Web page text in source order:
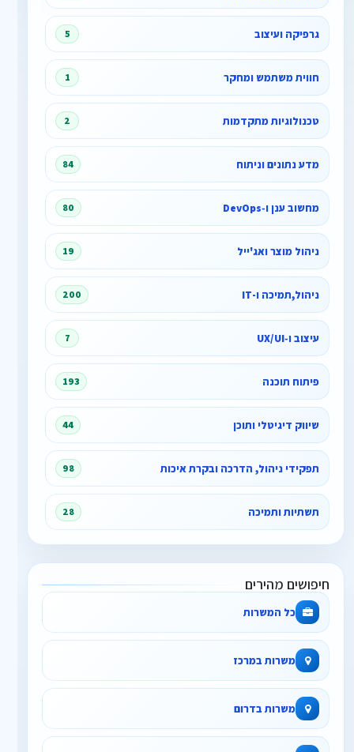
גרפיקה ועיצוב 5
חווית משתמש ומחקר 1
טכנולוגיות מתקדמות 2
מדע נתונים וניתוח 84
מחשוב ענן ו‑DevOps 80
ניהול מוצר ואג'ייל 19
ניהול,תמיכה ו-IT 200
עיצוב ו‑UX/UI 7
פיתוח תוכנה 193
שיווק דיגיטלי ותוכן 44
תפקידי ניהול, הדרכה ובקרת איכות 98
תשתיות ותמיכה 28
חיפושים מהירים
כל המשרות
משרות במרכז
משרות בדרום